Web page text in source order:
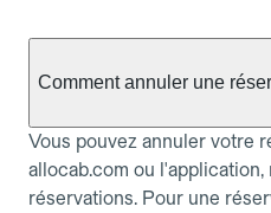
Comment annuler une
Vous pouvez annuler votre
allocab.com ou
réservations. Pour une